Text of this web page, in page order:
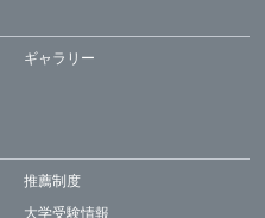
ギャラリー
推薦制度
大学受験情報